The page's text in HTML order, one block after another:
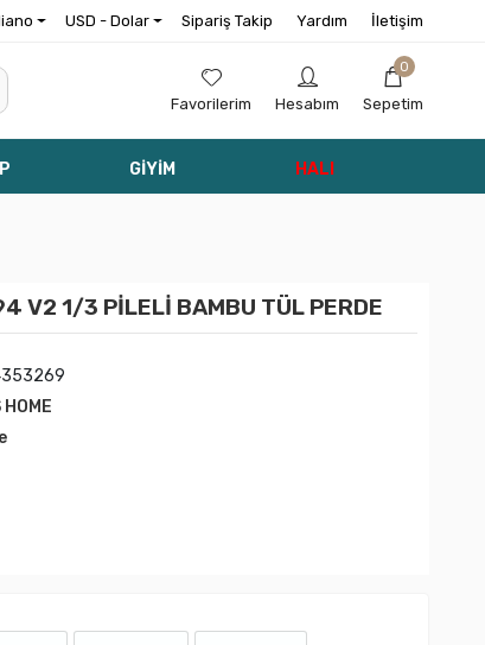
USD - Dolar Sipariş Takip Yardım İletişim
Favorilerim Hesabım
0
Sepetim
GİYİM HALI
V2 1/3 PİLELİ BAMBU TÜL PERDE
HOME